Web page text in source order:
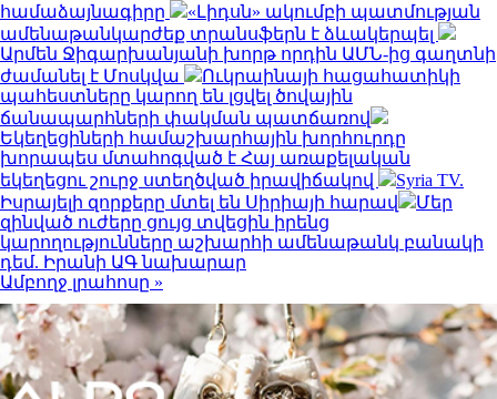
համաձայնագիրը
«Լիդսն» ակումբի պատմության
ամենաթանկարժեք տրանսֆերն է ձևակերպել
Արմեն Ջիգարխանյանի խորթ որդին ԱՄՆ-ից գաղտնի
ժամանել է Մոսկվա
Ուկրաինայի հացահատիկի
պահեստները կարող են լցվել ծովային
ճանապարհների փակման պատճառով
Եկեղեցիների համաշխարհային խորհուրդը
խորապես մտահոգված է Հայ առաքելական
եկեղեցու շուրջ ստեղծված իրավիճակով
Syria TV.
Իսրայելի զորքերը մտել են Սիրիայի հարավ
Մեր
զինված ուժերը ցույց տվեցին իրենց
կարողությունները աշխարհի ամենաթանկ բանակի
դեմ. Իրանի ԱԳ նախարար
Ամբողջ լրահոսը »